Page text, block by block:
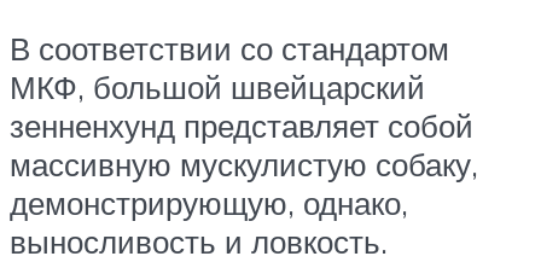
В соответствии со стандартом
МКФ, большой швейцарский
зенненхунд представляет собой
массивную мускулистую собаку,
демонстрирующую, однако,
выносливость и ловкость.